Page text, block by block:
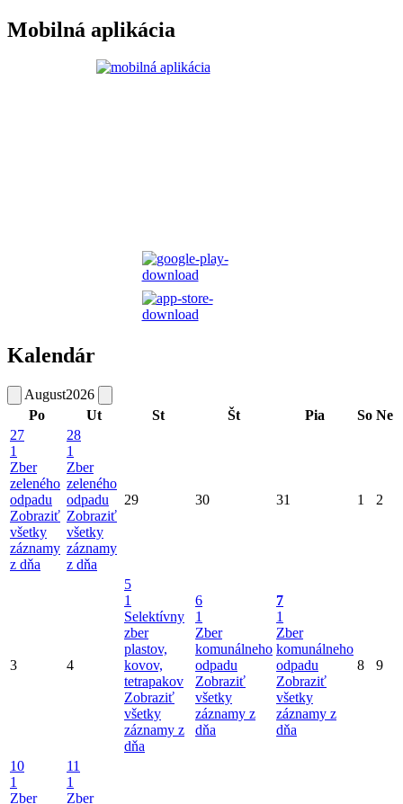
Mobilná aplikácia
Kalendár
August2026
Po
Ut St Št Pia So Ne
27
1
Zber
zeleného
odpadu
Zobraziť
všetky
záznamy
z dňa
28
1
Zber
zeleného
odpadu
Zobraziť
všetky
záznamy
z dňa
29 30 31 1 2
3 4
5
1
Selektívny
zber
plastov,
kovov,
tetrapakov
Zobraziť
všetky
záznamy z
dňa
6
1
Zber
komunálneho
odpadu
Zobraziť
všetky
záznamy z
dňa
7
1
Zber
komunálneho
odpadu
Zobraziť
všetky
záznamy z
dňa
8 9
10
1
Zber
11
1
Zber